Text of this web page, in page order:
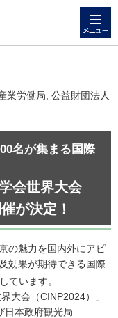
労働局, 公益財団法人
名が集まる国際
会世界大会
が決定！
の魅力を国内外にアピ
効果が期待できる国際
ています。
大会（CINP2024）」
日本政府観光局